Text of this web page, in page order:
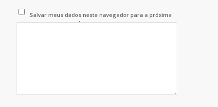
Salvar meus dados neste navegador para a próxima
vez que eu comentar.